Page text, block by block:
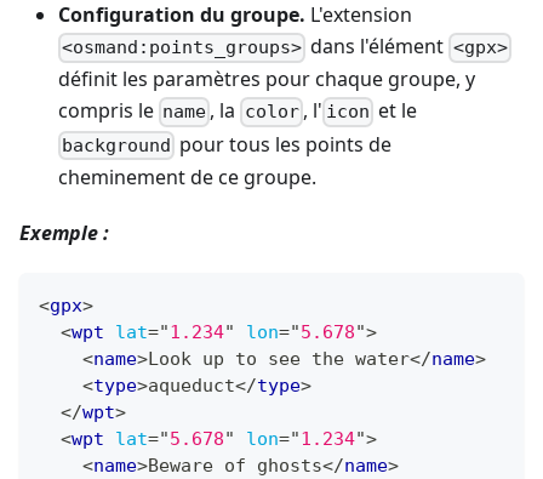
Configuration du groupe. L'extension
<osmand:points_groups> dans l'élément <gpx>
définit les paramètres pour chaque groupe, y
compris le name , la color, l' icon et le
background pour tous les points de
cheminement de ce groupe.
Exemple :
<gpx>
<wpt lat="1.234" lon="5.678">
<name>Look up to see the water</name>
<type>aqueduct</type>
</wpt>
<wpt lat="5.678" lon="1.234">
<name>Beware of ghosts</name>